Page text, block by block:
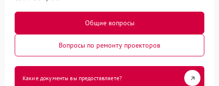
Общие вопросы
Вопросы по ремонту проекторов
Какие документы вы предоставляете?